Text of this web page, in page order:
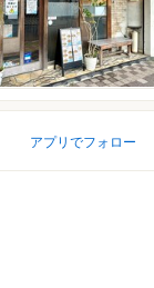
アプリでフォロー